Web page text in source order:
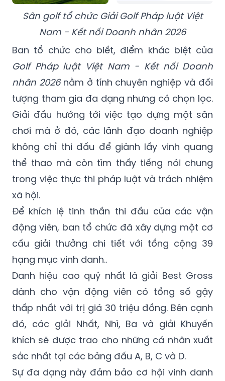
Sân golf tổ chức Giải Golf Pháp luật Việt
Nam - Kết nối Doanh nhân 2026
Ban tổ chức cho biết, điểm khác biệt của
Golf Pháp luật Việt Nam - Kết nối Doanh
nhân 2026nằm ở tính chuyên nghiệp và đối
tượng tham gia đa dạng nhưng có chọn lọc.
Giải đấu hướng tới việc tạo dựng một sân
chơi mà ở đó, các lãnh đạo doanh nghiệp
không chỉ thi đấu để giành lấy vinh quang
thể thao mà còn tìm thấy tiếng nói chung
trong việc thực thi pháp luật và trách nhiệm
xã hội.
Để khích lệ tinh thần thi đấu của các vận
động viên, ban tổ chức đã xây dựng một cơ
cấu giải thưởng chi tiết với tổng cộng 39
hạng mục vinh danh..
Danh hiệu cao quý nhất là giải Best Gross
dành cho vận động viên có tổng số gậy
thấp nhất với trị giá 30 triệu đồng. Bên cạnh
đó, các giải Nhất, Nhì, Ba và giải Khuyến
khích sẽ được trao cho những cá nhân xuất
sắc nhất tại các bảng đấu A, B, C và D.
Sự đa dạng này đảm bảo cơ hội vinh danh